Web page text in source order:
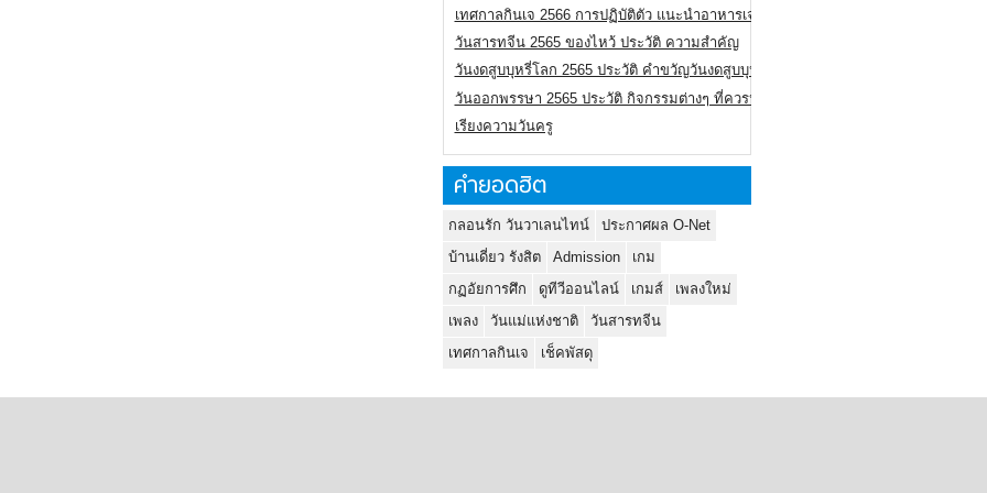
เทศกาลกินเจ 2566 การปฏิบัติตัว แนะนำอาหารเจ
วันสารทจีน 2565 ของไหว้ ประวัติ ความสำคัญ
วันงดสูบบุหรี่โลก 2565 ประวัติ คำขวัญวันงดสูบบุหรี่โลก
วันออกพรรษา 2565 ประวัติ กิจกรรมต่างๆ ที่ควรปฏิบัติ
เรียงความวันครู
คำยอดฮิต
กลอนรัก วันวาเลนไทน์
ประกาศผล O-Net
บ้านเดี่ยว รังสิต
Admission
เกม
กฏอัยการศึก
ดูทีวีออนไลน์ เกมส์
เพลงใหม่
เพลง
วันแม่แห่งชาติ
วันสารทจีน
เทศกาลกินเจ
เช็คพัสดุ